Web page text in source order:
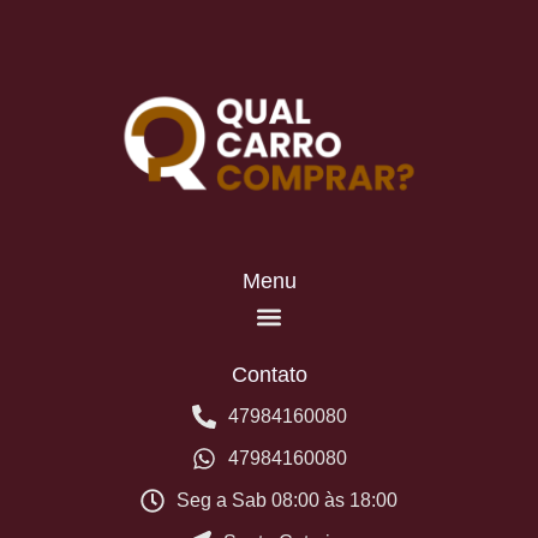
Menu
Contato
47984160080
47984160080
Seg a Sab 08:00 às 18:00